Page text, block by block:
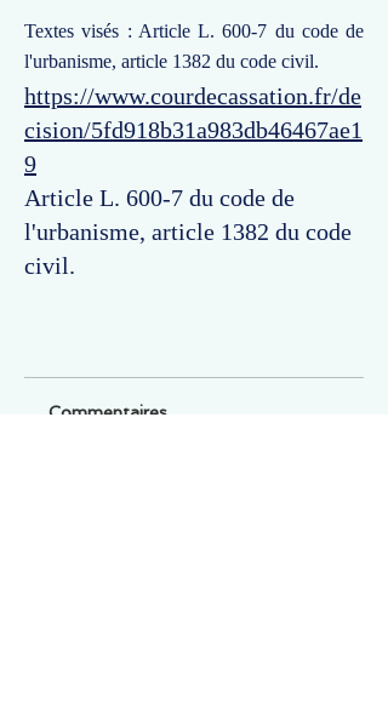
Textes visés : Article L. 600-7 du code de
l'urbanisme, article 1382 du code civil.
https://www.courdecassation.fr/de
cision/5fd918b31a983db46467ae1
9
Article L. 600-7 du code de
l'urbanisme, article 1382 du code
civil.
Commentaires